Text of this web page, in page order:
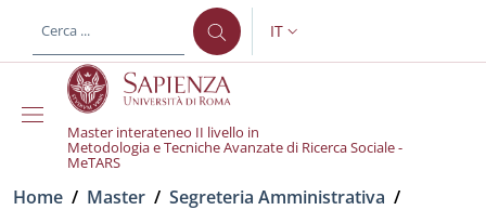
al contenuto principale
SELETTORE LINGUA:
IT
Master interateneo II livello in
Metodologia e Tecniche Avanzate di Ricerca Sociale -
MeTARS
Briciole di pane
Home / Master / Segreteria Amministrativa /